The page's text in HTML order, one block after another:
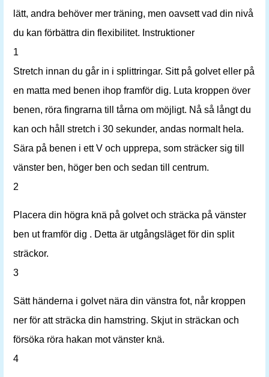
lätt, andra behöver mer träning, men oavsett vad din nivå
du kan förbättra din flexibilitet. Instruktioner
1
Stretch innan du går in i splittringar. Sitt på golvet eller på
en matta med benen ihop framför dig. Luta kroppen över
benen, röra fingrarna till tårna om möjligt. Nå så långt du
kan och håll stretch i 30 sekunder, andas normalt hela.
Sära på benen i ett V och upprepa, som sträcker sig till
vänster ben, höger ben och sedan till centrum.
2
Placera din högra knä på golvet och sträcka på vänster
ben ut framför dig . Detta är utgångsläget för din split
sträckor.
3
Sätt händerna i golvet nära din vänstra fot, når kroppen
ner för att sträcka din hamstring. Skjut in sträckan och
försöka röra hakan mot vänster knä.
4